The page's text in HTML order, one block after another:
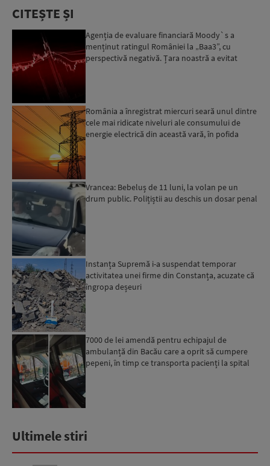
CITEȘTE ȘI
Agenția de evaluare financiară Moody`s a
menținut ratingul României la „Baa3”, cu
perspectivă negativă. Țara noastră a evitat
România a înregistrat miercuri seară unul dintre
cele mai ridicate niveluri ale consumului de
energie electrică din această vară, în pofida
Vrancea: Bebeluș de 11 luni, la volan pe un
drum public. Polițiștii au deschis un dosar penal
Instanța Supremă i-a suspendat temporar
activitatea unei firme din Constanța, acuzate că
îngropa deșeuri
7000 de lei amendă pentru echipajul de
ambulanță din Bacău care a oprit să cumpere
pepeni, în timp ce transporta pacienți la spital
Ultimele stiri